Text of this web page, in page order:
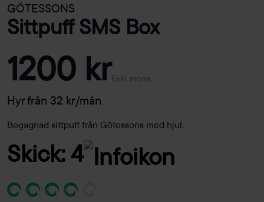
GÖTESSONS
Sittpuff SMS Box
1200 krExkl. moms
Hyr från 32 kr/mån
Begagnad sittpuff från Götessons med hjul.
Skick: 4